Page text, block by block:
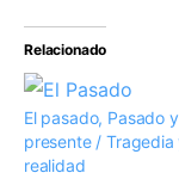
Relacionado
El pasado, Pasado y
presente / Tragedia
realidad